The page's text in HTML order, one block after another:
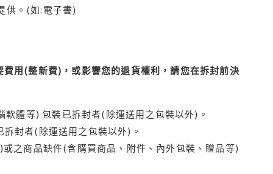
供。(如:電子書)
用(整新費)，或影響您的退貨權利，請您在拆封前決
體等) 包裝已拆封者(除運送用之包裝以外)。
封者(除運送用之包裝以外)。
之商品缺件(含購買商品、附件、內外包裝、贈品等)